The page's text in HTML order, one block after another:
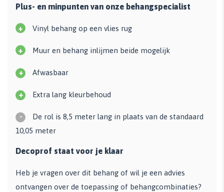
Plus- en minpunten van onze behangspecialist
+ Vinyl behang op een vlies rug
+ Muur en behang inlijmen beide mogelijk
+ Afwasbaar
+ Extra lang kleurbehoud
-
De rol is 8,5 meter lang in plaats van de standaard
10,05 meter
Decoprof staat voor je klaar
Heb je vragen over dit behang of wil je een advies
ontvangen over de toepassing of behangcombinaties?